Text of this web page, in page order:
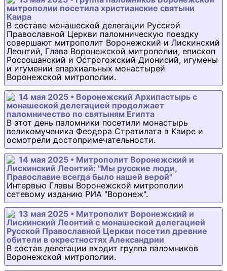
митрополии посетила христианские святыни
Каира
В составе монашеской делегации Русской
Православной Церкви паломническую поездку
совершают митрополит Воронежский и Лискинский
Леонтий, Глава Воронежской митрополии, епископ
Россошанский и Острогожский Дионисий, игумены
и игумении епархиальных монастырей
Воронежской митрополии.
14 мая 2025 • Воронежский Архипастырь с
монашеской делегацией продолжает
паломничество по святыням Египта
В этот день паломники посетили монастырь
великомученика Феодора Стратилата в Каире и
осмотрели достопримечательности.
14 мая 2025 • Митрополит Воронежский и
Лискинский Леонтий: "Мы русские люди,
Православие всегда было нашей верой"
Интервью Главы Воронежской митрополии
сетевому изданию РИА "Воронеж".
13 мая 2025 • Митрополит Воронежский и
Лискинский Леонтий с монашеской делегацией
Русской Православной Церкви посетил древние
обители в окрестностях Александрии
В состав делегации входит группа паломников
Воронежской митрополии.